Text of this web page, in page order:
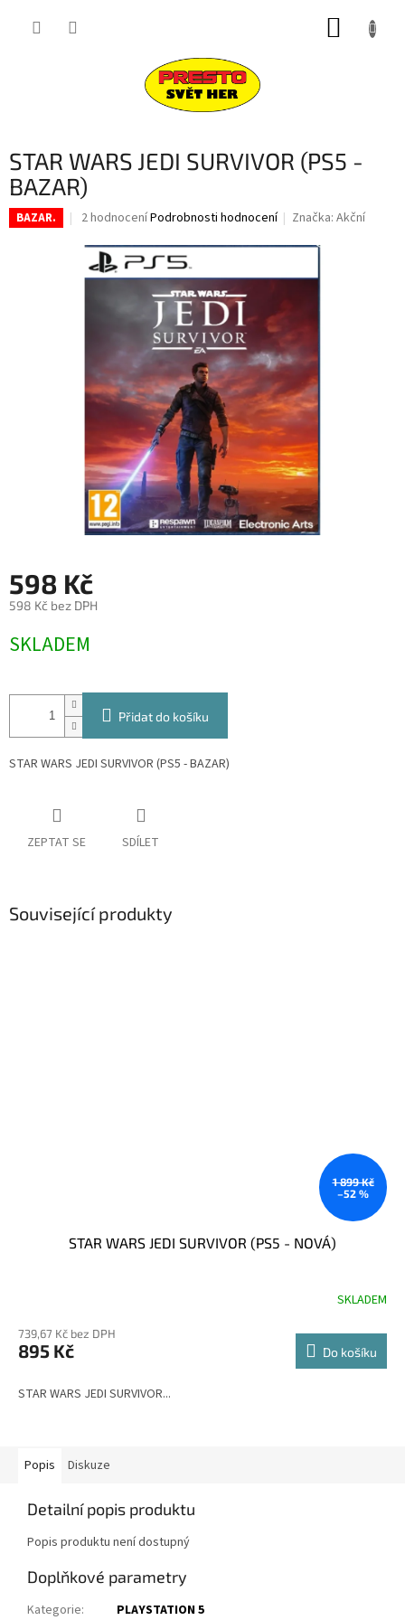
STAR WARS JEDI SURVIVOR (PS5 -
BAZAR)
BAZAR.
Průměrné
produktu
je
4,0
2 hodnoceníPodrobnosti hodnocení Značka:Akční
598 Kč
598 Kč bez DPH
cena:
SKLADEM
Přidat do košíku
STAR WARS JEDI SURVIVOR (PS5 - BAZAR)
ZEPTAT SE SDÍLET
Související produkty
1 899 Kč
–52 %
STAR WARS JEDI SURVIVOR (PS5 - NOVÁ)
produktu
je
z
SKLADEM
739,67 Kč bez DPH
895 Kč Do košíku
STAR WARS JEDI SURVIVOR...
Popis Diskuze
Detailní popis produktu
Popis produktu není dostupný
Doplňkové parametry
Kategorie: PLAYSTATION 5